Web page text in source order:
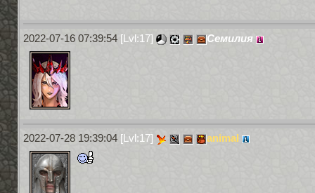
2022-07-16 07:39:54[Lvl:17] Семилия
2022-07-28 19:39:04[Lvl:17] animal